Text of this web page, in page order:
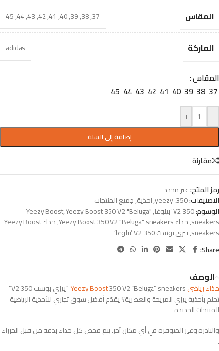
المقاس 37
,
38
,
39
,
40
,
41
,
42
,
43
,
44
,
45
الماركة adidas
المقاس
37
38
39
40
41
42
43
44
45
-
+
إضافة إلى السلة
مقارنة
رمز المنتج:غير محدد
التصنيفات:350
,
yeezy
,احذية,جميع المنتجات
الوسوم:350 V2 ’بيلوغا’ ,
Yeezy Boost,Yeezy Boost 350 V2 "Beluga"
sneakers
,حذاء Yeezy Boost 350 V2 "Beluga" sneakers ,
حذاء Yeezy Boost
sneakers
,ييزي بوست 350 V2 ’بيلوغا’
Share:
الوصف
حذاء رياضي Yeezy Boost350 V2 “Beluga” sneakers “ييزي بوست 350 V2”
تحلم بأحذية ييزي المريحة والعصرية؟ يقدّم أفضل سوق تجاري للأحذية الرياضية
المنتجات الجديدة
والنادرة وغير المتوفرة في أي مكان آخر. يتم فحص كل حذاء بدقة من قبل الخبراء
.